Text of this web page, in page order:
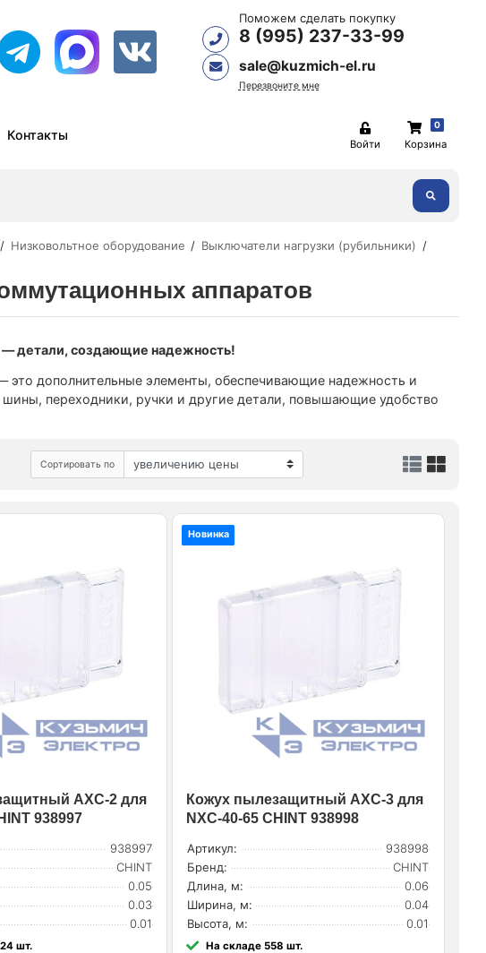
Поможем сделать покупку
8 (995) 237-33-99
sale@kuzmich-el.ru
Перезвоните мне
Контакты
Войти
0
Корзина
Низковольтное оборудование
Выключатели нагрузки (рубильники)
аппаратов
— детали, создающие надежность!
дополнительные элементы, обеспечивающие надежность и
переходники, ручки и другие детали, повышающие удобство
Сортировать по
AXC-2 для
938997
938997
CHINT
0.05
0.03
0.01
шт.
Новинка
Кожух пылезащитный AXC-3 для
NXC-40-65 CHINT 938998
Артикул:
938998
Бренд:
CHINT
Длина, м:
0.06
Ширина, м:
0.04
Высота, м:
0.01
На складе 558 шт.